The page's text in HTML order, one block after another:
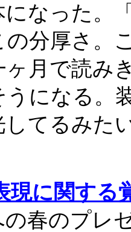
になった。
の分厚さ。
ヶ月で読み
うになる。
してるみた
現に関する
春のプレ